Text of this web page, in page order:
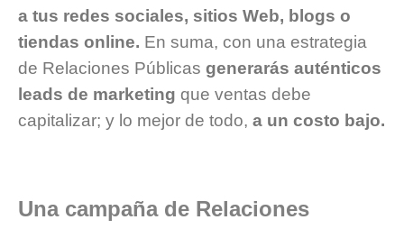
a tus redes sociales, sitios Web, blogs o
tiendas online. En suma, con una estrategia
de Relaciones Públicas generarás auténticos
leads de marketing que ventas debe
capitalizar; y lo mejor de todo, a un costo bajo.
Una campaña de Relaciones